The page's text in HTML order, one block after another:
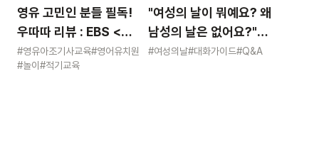
영유 고민인 분들 필독!
우따따 리뷰 : EBS <
영유아 사교육 보고서>
#영유아조기사교육#영어유치원
#놀이 #적기교육
"여성의 날이 뭐예요? 왜
남성의 날은 없어요?"
묻는 어린이에게 이렇게
#여성의날#대화가이드#Q&A